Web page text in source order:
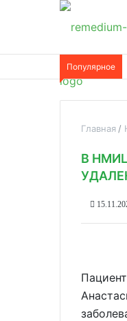
Популярное
Главная
В